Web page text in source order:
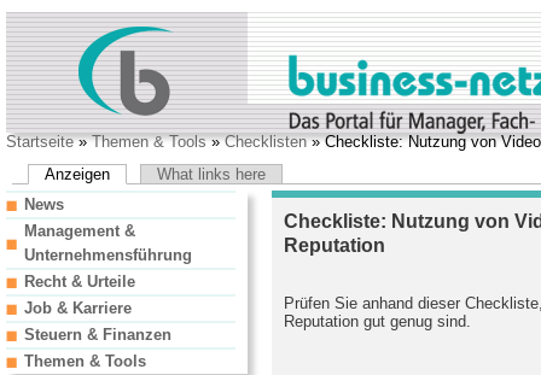
Startseite»Themen & Tools»Checklisten» Checkliste: Nutzung von
Anzeigen
What links here
Checkliste: Nutzung von
Reputation
Prüfen Sie anhand dieser
Reputation gut genug sind.
News
Management &
Unternehmensführung
Recht & Urteile
Job & Karriere
Steuern & Finanzen
Themen & Tools